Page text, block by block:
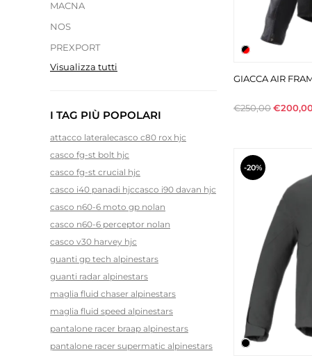
MACNA
NOS
PREXPORT
Visualizza tutti
I TAG PIÙ POPOLARI
attacco lateralecasco c80 rox hjc
casco fg-st bolt hjc
casco fg-st crucial hjc
casco i40 panadi hjccasco i90 davan hjc
casco n60-6 moto gp nolan
casco n60-6 perceptor nolan
casco v30 harvey hjc
guanti gp tech alpinestars
guanti radar alpinestars
maglia fluid chaser alpinestars
maglia fluid speed alpinestars
pantalone racer braap alpinestars
pantalone racer supermatic alpinestars
GIACCA AIR
€250,00
-20%